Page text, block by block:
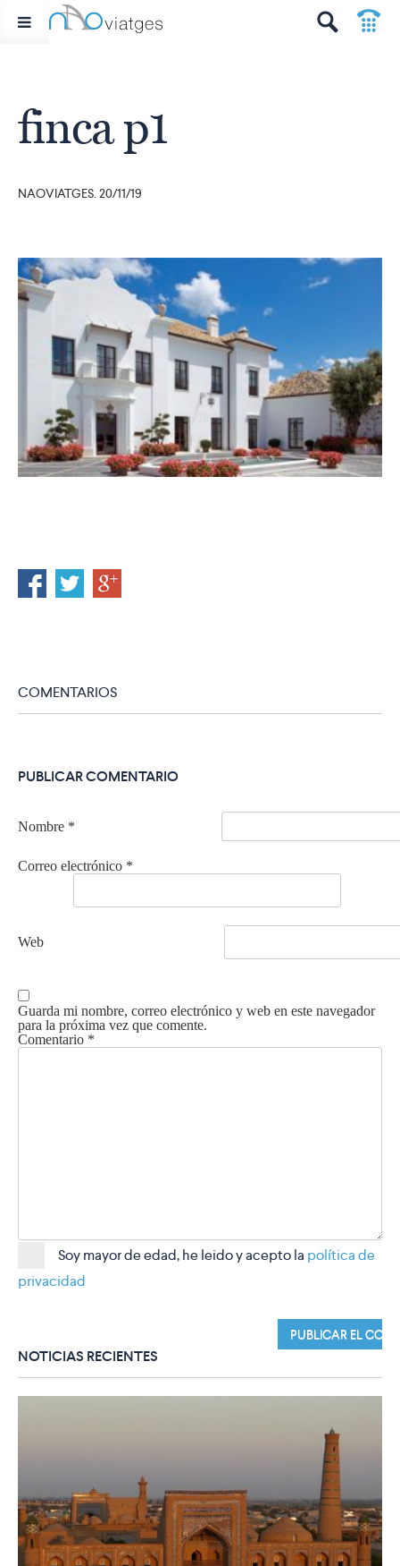
finca p1
NAOVIATGES. 20/11/19
COMENTARIOS
PUBLICAR COMENTARIO
Nombre *
Correo electrónico *
Web
Guarda mi nombre, correo electrónico y web en este navegador
para la próxima vez que comente.
Comentario *
Soy mayor de edad, he leido y acepto la política de
privacidad
NOTICIAS RECIENTES
t
p